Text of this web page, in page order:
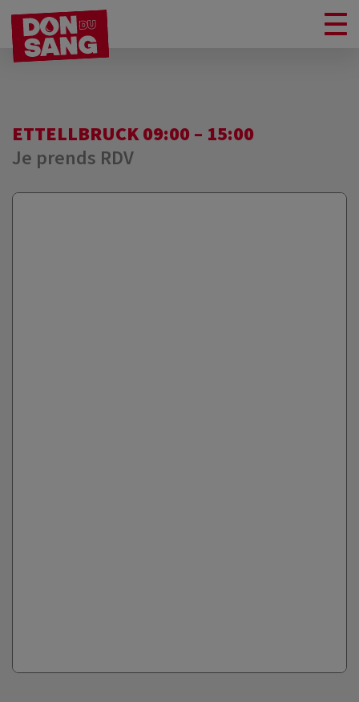
ETTELLBRUCK 09:00 – 15:00
Je prends RDV